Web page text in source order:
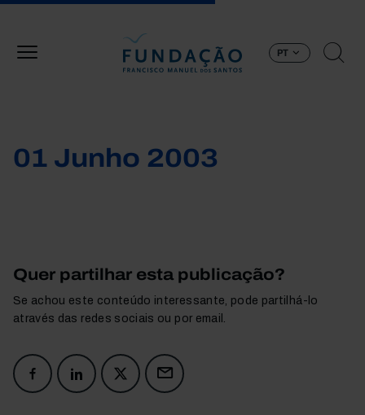
PT
01 Junho 2003
Quer partilhar esta publicação?
Se achou este conteúdo interessante, pode partilhá-lo
através das redes sociais ou por email.